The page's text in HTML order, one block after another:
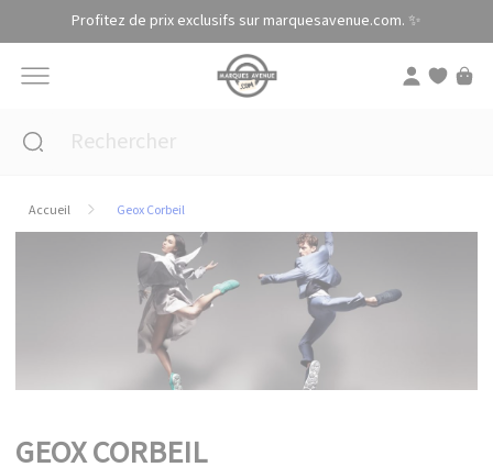
Profitez de prix exclusifs sur marquesavenue.com. ✨
Accueil Geox Corbeil
GEOX CORBEIL
Panneau de gestion des cookies